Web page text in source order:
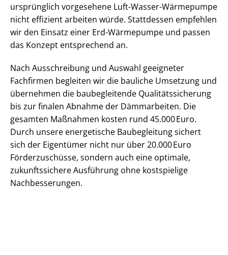
ursprünglich vorgesehene Luft-Wasser-Wärmepumpe
nicht effizient arbeiten würde. Stattdessen empfehlen
wir den Einsatz einer Erd-Wärmepumpe und passen
das Konzept entsprechend an.
Nach Ausschreibung und Auswahl geeigneter
Fachfirmen begleiten wir die bauliche Umsetzung und
übernehmen die baubegleitende Qua­li­täts­si­che­rung
bis zur finalen Abnahme der Dämmarbeiten. Die
gesamten Maßnahmen kosten rund 45.000 Euro.
Durch unsere energetische Baubegleitung sichert
sich der Eigentümer nicht nur über 20.000 Euro
Förderzuschüsse, sondern auch eine optimale,
zukunftssichere Ausführung ohne kostspielige
Nachbesserungen.